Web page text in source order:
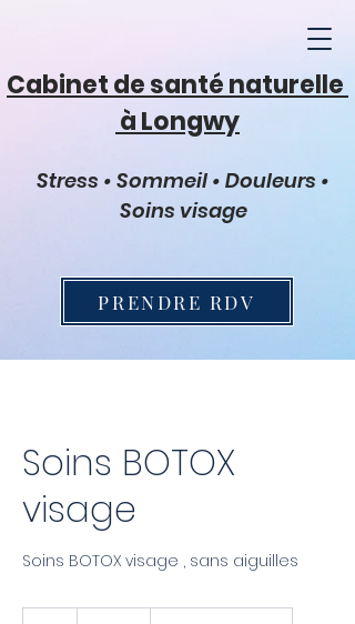
Cabinet de santé naturelle
à Longwy
Stress • Sommeil • Douleurs •
Soins visage
PRENDRE RDV
Soins BOTOX
visage
Soins BOTOX visage , sans aiguilles